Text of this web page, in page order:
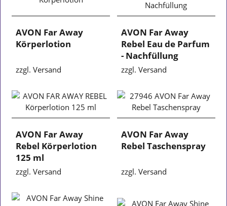
AVON Far Away
Körperlotion
zzgl. Versand
AVON Far Away
Rebel Eau de Parfum
- Nachfüllung
zzgl. Versand
AVON Far Away
Rebel Körperlotion
125 ml
zzgl. Versand
AVON Far Away
Rebel Taschenspray
zzgl. Versand